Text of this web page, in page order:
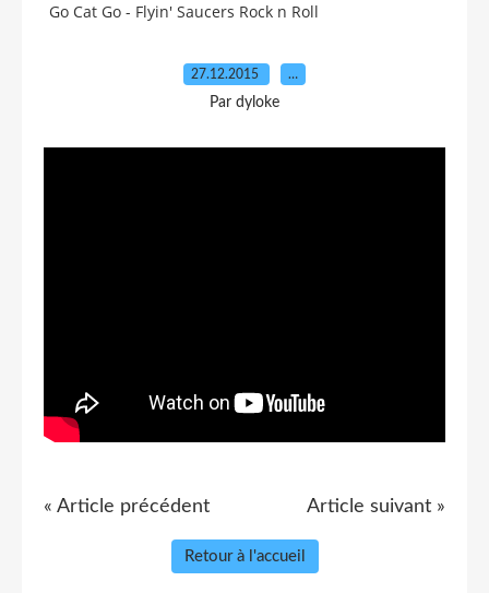
Go Cat Go - Flyin' Saucers Rock n Roll
27.12.2015 …
Par dyloke
« Article précédent Article suivant »
Retour à l'accueil